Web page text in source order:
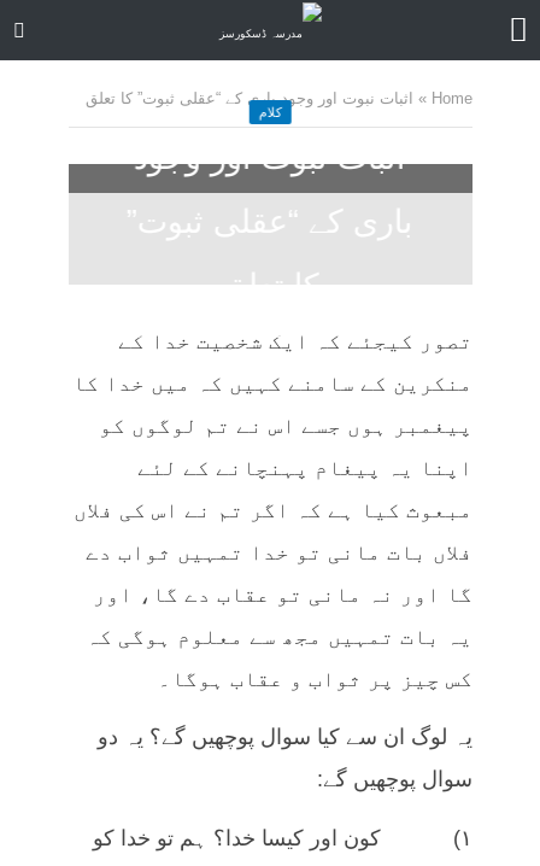
Home
» اثبات نبوت اور وجود باری کے “عقلی ثبوت” کا تعلق
کلام
اثبات نبوت اور وجود
باری کے “عقلی ثبوت”
کا تعلق
ا کمنٹ
تصور کیجئے کہ ایک شخصیت خدا کے
منکرین کے سامنے کہیں کہ میں خدا کا
پیغمبر ہوں جسے اس نے تم لوگوں کو
اپنا یہ پیغام پہنچانے کے لئے
مبعوث کیا ہے کہ اگر تم نے اس کی فلاں
فلاں بات مانی تو خدا تمہیں ثواب دے
گا اور نہ مانی تو عقاب دے گا، اور
یہ بات تمہیں مجھ سے معلوم ہوگی کہ
کس چیز پر ثواب و عقاب ہوگا۔
یہ لوگ ان سے کیا سوال پوچھیں گے؟ یہ دو
سوال پوچھیں گے:
۱) کون اور کیسا خدا؟ ہم تو خدا کو